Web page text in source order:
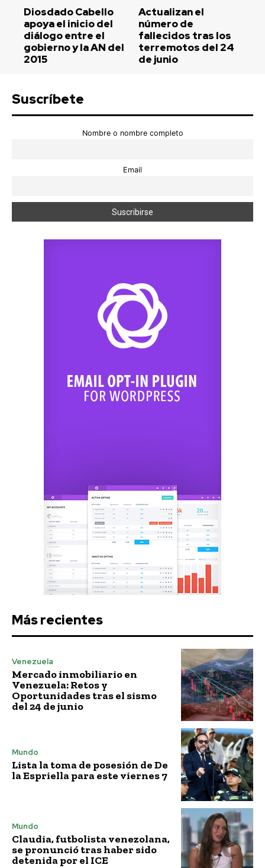
Diosdado Cabello
apoya el inicio del
diálogo entre el
gobierno y la AN del
2015
Actualizan el
número de
fallecidos tras los
terremotos del 24
de junio
Suscríbete
Nombre o nombre completo
Email
Más recientes
Venezuela
Mercado inmobiliario en
Venezuela: Retos y
Oportunidades tras el sismo
del 24 de junio
Mundo
Lista la toma de posesión de De
la Espriella para este viernes 7
Mundo
Claudia, futbolista venezolana,
se pronunció tras haber sido
detenida por el ICE